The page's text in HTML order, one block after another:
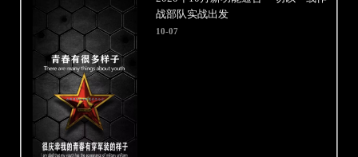
战部队实战出发
10-07